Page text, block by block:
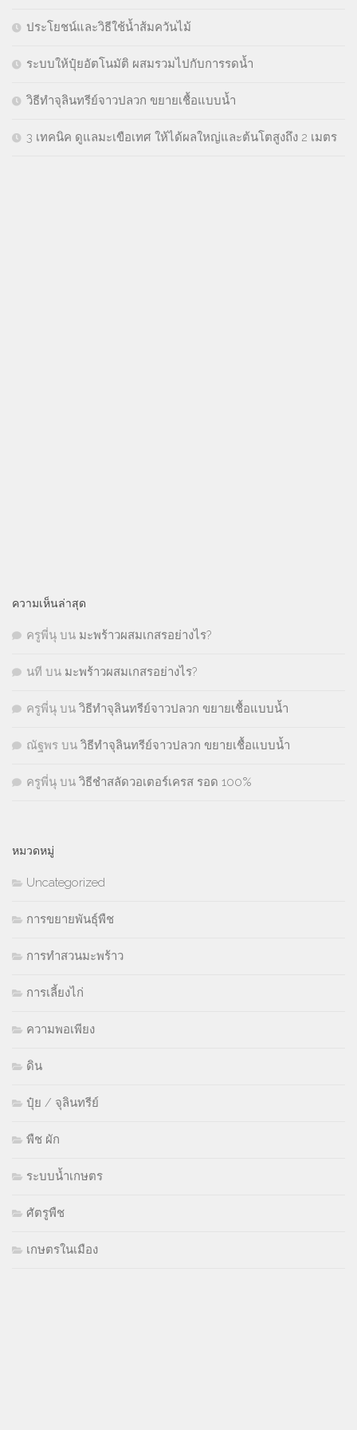
ประโยชน์และวิธีใช้น้ำส้มควันไม้
ระบบให้ปุ๋ยอัตโนมัติ ผสมรวมไปกับการรดน้ำ
วิธีทำจุลินทรีย์จาวปลวก ขยายเชื้อแบบน้ำ
3 เทคนิค ดูแลมะเขือเทศ ให้ได้ผลใหญ่และต้นโตสูงถึง 2 เมตร
ความเห็นล่าสุด
ครูพี่นุ บน มะพร้าวผสมเกสรอย่างไร?
นที บน มะพร้าวผสมเกสรอย่างไร?
ครูพี่นุ บน วิธีทำจุลินทรีย์จาวปลวก ขยายเชื้อแบบน้ำ
ณัฐพร บน วิธีทำจุลินทรีย์จาวปลวก ขยายเชื้อแบบน้ำ
ครูพี่นุ บน วิธีชำสลัดวอเตอร์เครส รอด 100%
หมวดหมู่
Uncategorized
การขยายพันธุ์พืช
การทำสวนมะพร้าว
การเลี้ยงไก่
ความพอเพียง
ดิน
ปุ๋ย / จุลินทรีย์
พืช ผัก
ระบบน้ำเกษตร
ศัตรูพืช
เกษตรในเมือง